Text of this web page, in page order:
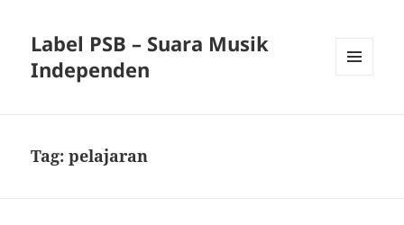
Label PSB – Suara Musik
Independen
Tag:pelajaran